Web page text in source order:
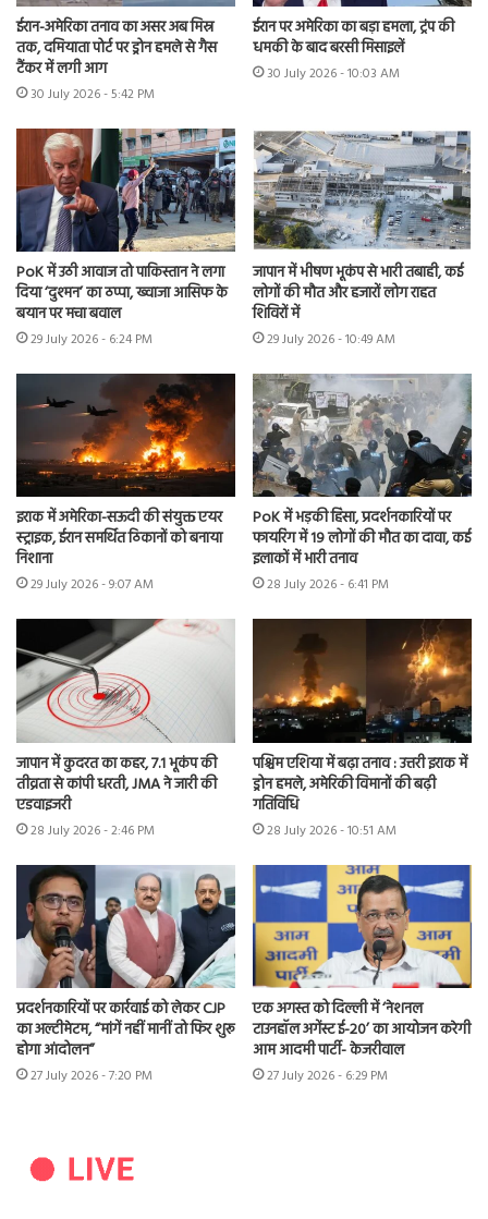
ईरान-अमेरिका तनाव का असर अब मिस्र
तक, दमियाता पोर्ट पर ड्रोन हमले से गैस
टैंकर में लगी आग
30 July 2026 - 5:42 PM
ईरान पर अमेरिका का बड़ा हमला, ट्रंप की
धमकी के बाद बरसी मिसाइलें
30 July 2026 - 10:03 AM
PoK में उठी आवाज तो पाकिस्तान ने लगा
दिया ‘दुश्मन’ का ठप्पा, ख्वाजा आसिफ के
बयान पर मचा बवाल
29 July 2026 - 6:24 PM
जापान में भीषण भूकंप से भारी तबाही, कई
लोगों की मौत और हजारों लोग राहत
शिविरों में
29 July 2026 - 10:49 AM
इराक में अमेरिका-सऊदी की संयुक्त एयर
स्ट्राइक, ईरान समर्थित ठिकानों को बनाया
निशाना
29 July 2026 - 9:07 AM
PoK में भड़की हिंसा, प्रदर्शनकारियों पर
फायरिंग में 19 लोगों की मौत का दावा, कई
इलाकों में भारी तनाव
28 July 2026 - 6:41 PM
जापान में कुदरत का कहर, 7.1 भूकंप की
तीव्रता से कांपी धरती, JMA ने जारी की
एडवाइजरी
28 July 2026 - 2:46 PM
पश्चिम एशिया में बढ़ा तनाव : उत्तरी इराक में
ड्रोन हमले, अमेरिकी विमानों की बढ़ी
गतिविधि
28 July 2026 - 10:51 AM
प्रदर्शनकारियों पर कार्रवाई को लेकर CJP
का अल्टीमेटम, “मांगें नहीं मानीं तो फिर शुरू
होगा आंदोलन”
27 July 2026 - 7:20 PM
एक अगस्त को दिल्ली में ‘नेशनल
टाउनहॉल अगेंस्ट ई-20’ का आयोजन करेगी
आम आदमी पार्टी- केजरीवाल
27 July 2026 - 6:29 PM